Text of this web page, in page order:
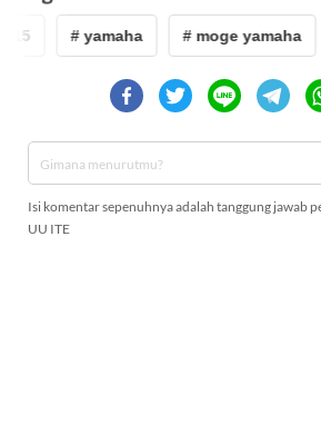
# yamaha # moge yamaha
Isi komentar sepenuhnya adalah tanggung jawab
UU ITE